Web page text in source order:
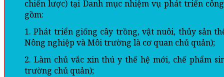
chiến lược) tại Danh mục nhiệm vụ phát triển
gồm:
1. Phát triển giống cây trồng, vật nuôi, thủy sản
Nông nghiệp và Môi trường là cơ quan chủ quản);
2. Làm chủ vắc xin thú y thế hệ mới, chế phẩm
trường chủ quản);